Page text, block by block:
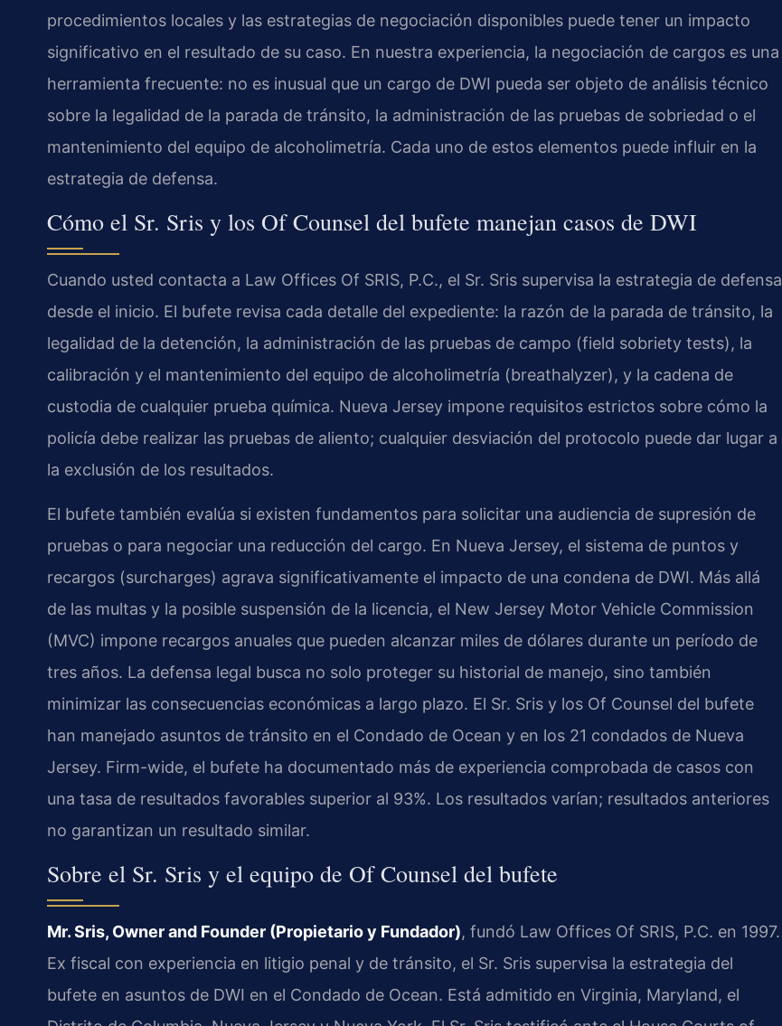
procedimientos locales y las estrategias de negociación disponibles puede tener un impacto
significativo en el resultado de su caso. En nuestra experiencia, la negociación de cargos es una
herramienta frecuente: no es inusual que un cargo de DWI pueda ser objeto de análisis técnico
sobre la legalidad de la parada de tránsito, la administración de las pruebas de sobriedad o el
mantenimiento del equipo de alcoholimetría. Cada uno de estos elementos puede influir en la
estrategia de defensa.
Cómo el Sr. Sris y los Of Counsel del bufete manejan casos de DWI
Cuando usted contacta a Law Offices Of SRIS, P.C., el Sr. Sris supervisa la estrategia de defensa
desde el inicio. El bufete revisa cada detalle del expediente: la razón de la parada de tránsito, la
legalidad de la detención, la administración de las pruebas de campo (field sobriety tests), la
calibración y el mantenimiento del equipo de alcoholimetría (breathalyzer), y la cadena de
custodia de cualquier prueba química. Nueva Jersey impone requisitos estrictos sobre cómo la
policía debe realizar las pruebas de aliento; cualquier desviación del protocolo puede dar lugar a
la exclusión de los resultados.
El bufete también evalúa si existen fundamentos para solicitar una audiencia de supresión de
pruebas o para negociar una reducción del cargo. En Nueva Jersey, el sistema de puntos y
recargos (surcharges) agrava significativamente el impacto de una condena de DWI. Más allá
de las multas y la posible suspensión de la licencia, el New Jersey Motor Vehicle Commission
(MVC) impone recargos anuales que pueden alcanzar miles de dólares durante un período de
tres años. La defensa legal busca no solo proteger su historial de manejo, sino también
minimizar las consecuencias económicas a largo plazo. El Sr. Sris y los Of Counsel del bufete
han manejado asuntos de tránsito en el Condado de Ocean y en los 21 condados de Nueva
Jersey. Firm-wide, el bufete ha documentado más de experiencia comprobada de casos con
una tasa de resultados favorables superior al 93%. Los resultados varían; resultados anteriores
no garantizan un resultado similar.
Sobre el Sr. Sris y el equipo de Of Counsel del bufete
Mr. Sris, Owner and Founder (Propietario y Fundador), fundó Law Offices Of SRIS, P.C. en 1997.
Ex fiscal con experiencia en litigio penal y de tránsito, el Sr. Sris supervisa la estrategia del
bufete en asuntos de DWI en el Condado de Ocean. Está admitido en Virginia, Maryland, el